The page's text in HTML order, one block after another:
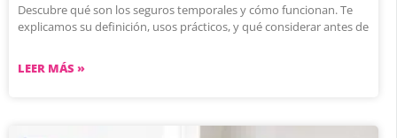
Descubre qué son los seguros temporales y cómo funcionan. Te
explicamos su definición, usos prácticos, y qué considerar antes de
LEER MÁS »